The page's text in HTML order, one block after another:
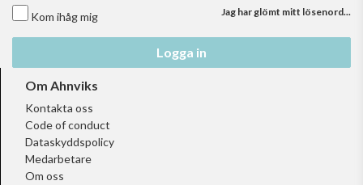
Kom ihåg mig Jag har glömt mitt lösenord...
Logga in
Om Ahnviks
Kontakta oss
Code of conduct
Dataskyddspolicy
Medarbetare
Om oss